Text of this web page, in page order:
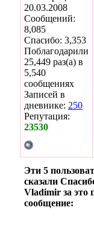
20.03.2008
Сообщений:
8,085
Спасибо: 3,353
Поблагодарили
25,449 раз(а) в
5,540
сообщениях
Записей в
дневнике: 250
Репутация:
23530
Эти 5
сказали
Vladimir за это
сообщение: